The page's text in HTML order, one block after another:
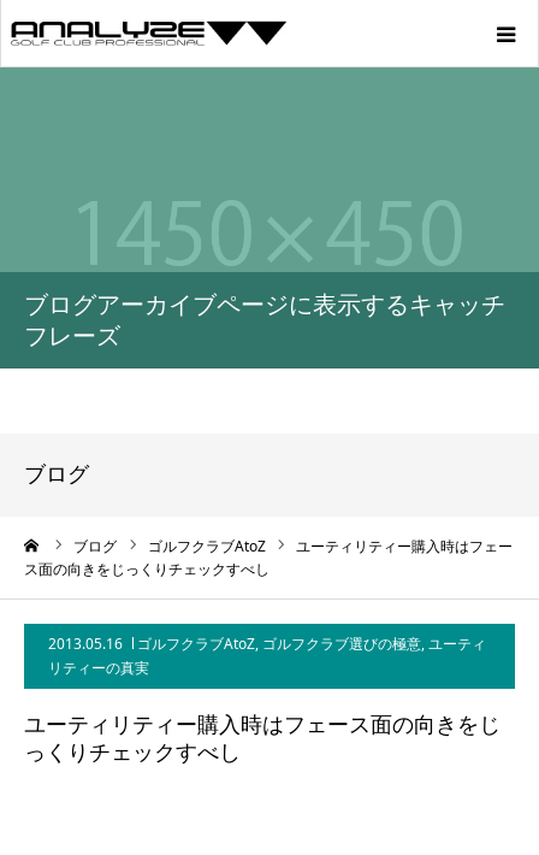
ブログアーカイブページに表示するキャッチ
フレーズ
ブログ
ブログ ゴルフクラブAtoZ
ユーティリティー購入時はフェー
ス面の向きをじっくりチェックすべし
2013.05.16 ゴルフクラブAtoZ, ゴルフクラブ選びの極意,ユーティ
リティーの真実
ユーティリティー購入時はフェース面の向きをじ
っくりチェックすべし
Youtube
Profile